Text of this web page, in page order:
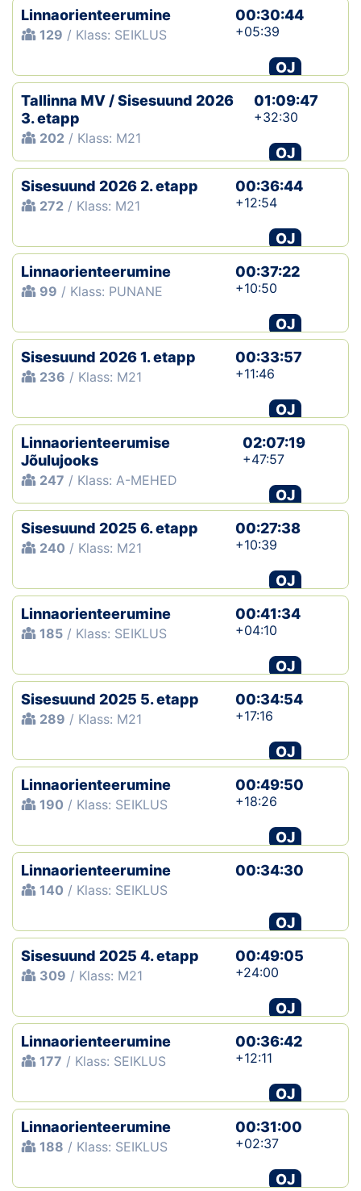
Linnaorienteerumine
129 / Klass: SEIKLUS
00:30:44
+05:39
OJ
Tallinna MV / Sisesuund 2026
3. etapp
202 / Klass: M21
01:09:47
+32:30
OJ
Sisesuund 2026 2. etapp
272 / Klass: M21
00:36:44
+12:54
OJ
Linnaorienteerumine
99 / Klass: PUNANE
00:37:22
+10:50
OJ
Sisesuund 2026 1. etapp
236 / Klass: M21
00:33:57
+11:46
OJ
Linnaorienteerumise
Jõulujooks
247 / Klass: A-MEHED
02:07:19
+47:57
OJ
Sisesuund 2025 6. etapp
240 / Klass: M21
00:27:38
+10:39
OJ
Linnaorienteerumine
185 / Klass: SEIKLUS
00:41:34
+04:10
OJ
Sisesuund 2025 5. etapp
289 / Klass: M21
00:34:54
+17:16
OJ
Linnaorienteerumine
190 / Klass: SEIKLUS
00:49:50
+18:26
OJ
Linnaorienteerumine
140 / Klass: SEIKLUS
00:34:30
OJ
Sisesuund 2025 4. etapp
309 / Klass: M21
00:49:05
+24:00
OJ
Linnaorienteerumine
177 / Klass: SEIKLUS
00:36:42
+12:11
OJ
Linnaorienteerumine
188 / Klass: SEIKLUS
00:31:00
+02:37
OJ